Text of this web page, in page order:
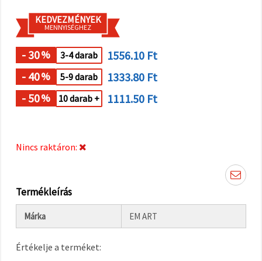
Beállításokban
megadhatja
preferenciáit
az adott
típusú sütik
kiválasztásával
"Mentés"
gombra
kattintva.
el
KEDVEZMÉNYEK
MENNYISÉGHEZ
- 30% 3-4 darab
1556.10 Ft
- 40% 5-9 darab
1333.80 Ft
- 50% 10 darab + 1111.50 Ft
Nincs raktáron:
Termékleírás
Márka EM ART
Értékelje a terméket: